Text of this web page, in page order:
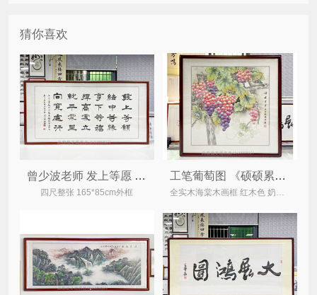
猜你喜欢
曾少波老师 发上等愿 四尺整张 精品办公室字画
四尺整张 165*85cm外框
工笔葡萄图 《硕硕累累》家居餐厅装饰画
全实木海棠木画框 红木色 奶白锦绫